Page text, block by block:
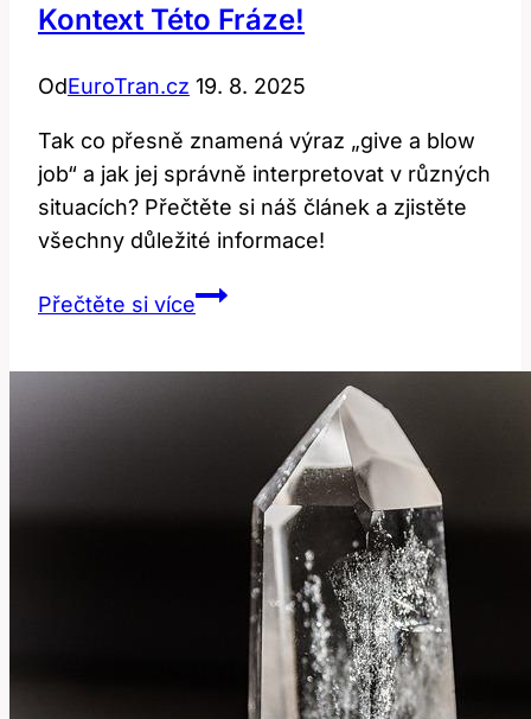
Kontext Této Fráze!
OdEuroTran.cz 19. 8. 2025
Tak co přesně znamená výraz „give a blow
job“ a jak jej správně interpretovat v různých
situacích? Přečtěte si náš článek a zjistěte
všechny důležité informace!
Přečtěte si víceGive
Kontext
Fráze!